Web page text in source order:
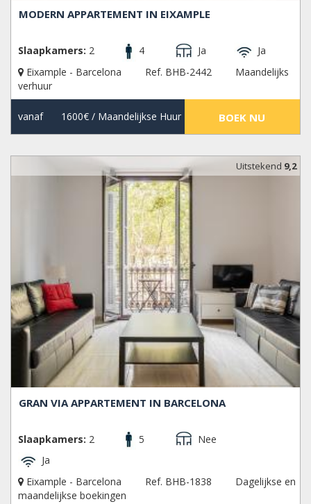
MODERN APPARTEMENT IN EIXAMPLE
Slaapkamers: 2 4 Ja
Ja
Eixample - Barcelona
Ref. BHB-2442
Maandelijks
verhuur
vanaf 1600€/ Maandelijkse Huur BOEK NU
Uitstekend 9,2
GRAN VIA APPARTEMENT IN BARCELONA
Slaapkamers: 2 5
Nee
Ja
Eixample - Barcelona
Ref. BHB-1838
Dagelijkse en
maandelijkse boekingen